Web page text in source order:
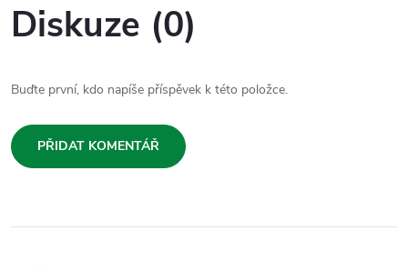
Diskuze (0)
Buďte první, kdo napíše příspěvek k této položce.
PŘIDAT KOMENTÁŘ